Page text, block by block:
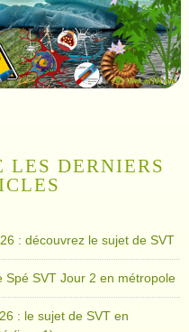
LES DERNIERS
: découvrez le sujet de SVT
Spé SVT Jour 2 en métropole
: le sujet de SVT en